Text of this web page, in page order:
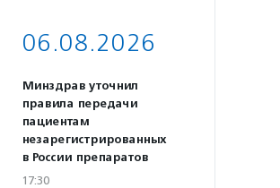
06.08.2026
Минздрав уточнил
правила передачи
пациентам
незарегистрированных
в России препаратов
17:30